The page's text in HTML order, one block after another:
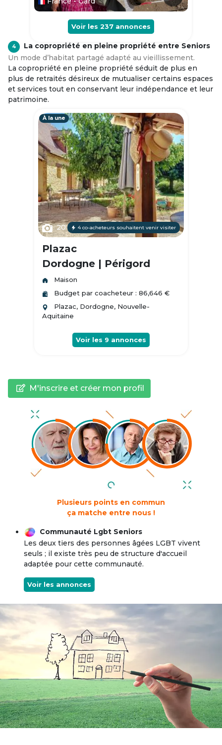
Voir les 237 annonces
4
La copropriété en pleine propriété entre Seniors
Un mode d’habitat partagé adapté au vieillissement.
La copropriété en pleine propriété séduit de plus en
plus de retraités désireux de mutualiser certains espaces
et services tout en conservant leur indépendance et leur
patrimoine.
À la une
20 4 co-acheteurs souhaitent venir visiter
Plazac
Dordogne | Périgord
Maison
Budget par coacheteur : 86,646 €
Plazac, Dordogne, Nouvelle-
Aquitaine
Voir les 9 annonces
M'inscrire et créer mon profil
Plusieurs points en commun
ça matche entre nous !
Communauté Lgbt Seniors
Les deux tiers des personnes âgées LGBT vivent
seuls ; il existe très peu de structure d'accueil
adaptée pour cette communauté.
Voir les annonces